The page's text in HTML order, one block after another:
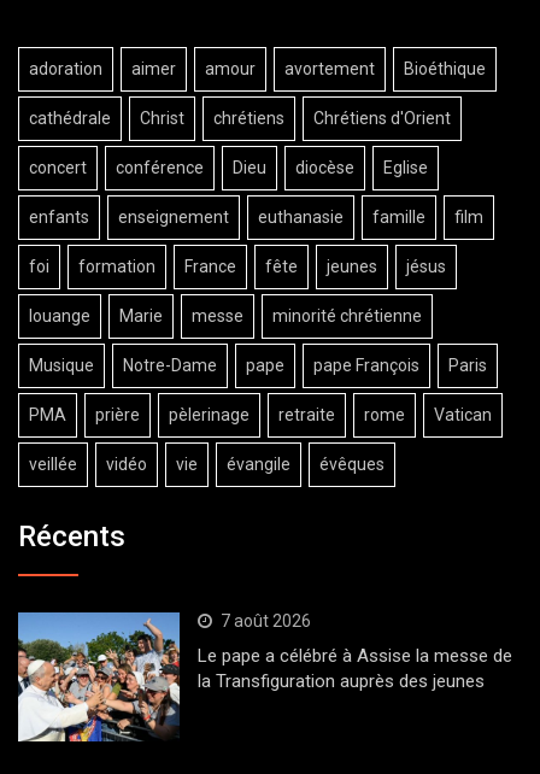
adoration aimer amour avortement Bioéthique
cathédrale Christ chrétiens Chrétiens d'Orient
concert conférence Dieu diocèse Eglise
enfants enseignement euthanasie famille film
foi formation France fête jeunes jésus
louange Marie messe minorité chrétienne
Musique Notre-Dame pape pape François Paris
PMA prière pèlerinage retraite rome Vatican
veillée vidéo vie évangile évêques
Récents
7 août 2026
Le pape a célébré à Assise la messe de
la Transfiguration auprès des jeunes